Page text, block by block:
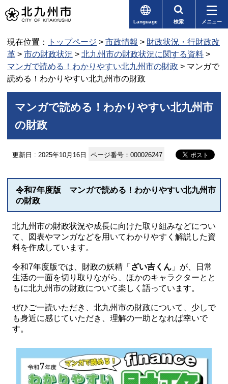
Language 検索 メニュー
現在位置： トップページ > 市政情報 > 財政状況・行財政改
革 > 市の財政状況 > 北九州市の財政状況に関する資料 >
マンガで読める！わかりやすい北九州市の財政 > マンガで
読める！わかりやすい北九州市の財政
マンガで読める！わかりやすい北九州市
の財政
更新日 : 2025年10月16日 ページ番号：000026247
令和7年度版 マンガで読める！わかりやすい北九州市
の財政
北九州市の財政状況や成長に向けた取り組みなどについ
て、図表やマンガなどを用いてわかりやすく解説した資
料を作成しています。
令和7年度版では、財政の妖精「 ざい吉くん 」が、日常
生活の一面を切り取りながら、ほかのキャラクターとと
もに北九州市の財政について楽しく語っています。
ぜひご一読いただき、北九州市の財政について、少しで
も身近に感じていただき、理解の一助となれば幸いで
す。